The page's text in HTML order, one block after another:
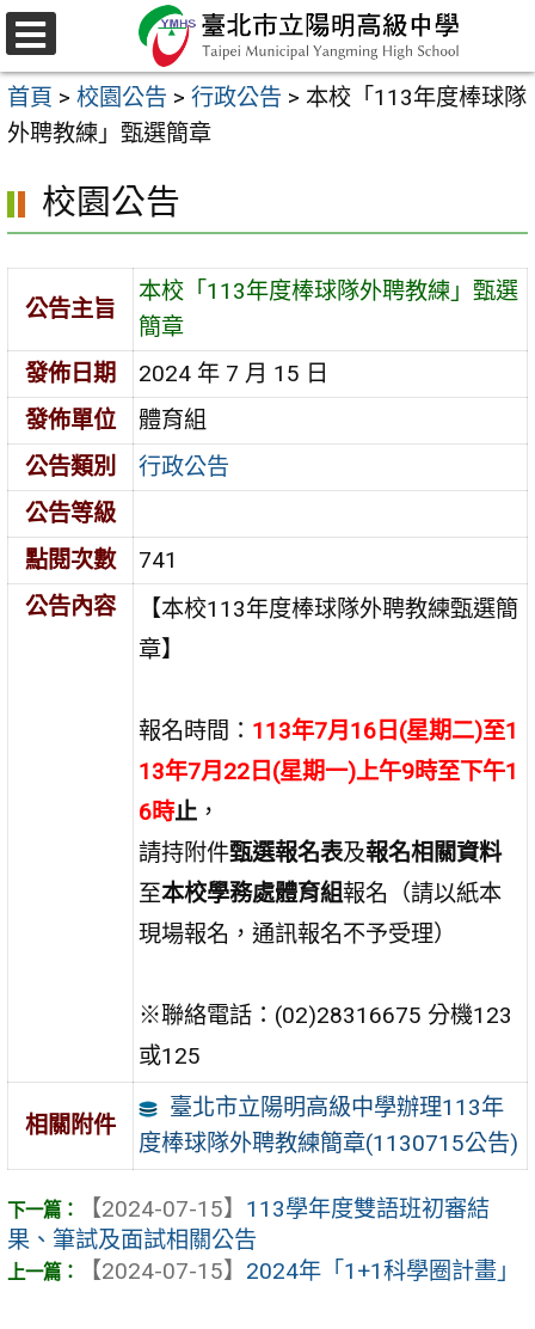
跳
至
主
要
容
區
選
單
首頁 > 校園公告 > 行政公告 > 本校「113年度棒球隊
外聘教練」甄選簡章
校園公告
公告主旨
本校「113年度棒球隊外聘教練」甄選
簡章
發佈日期
2024 年 7 月 15 日
發佈單位
體育組
公告類別
行政公告
公告等級
點閱次數
741
公告內容
【本校113年度棒球隊外聘教練甄選簡
章】
報名時間： 113年7月16日(星期二)至1
13年7月22日(星期一)上午9時至下午1
6時止 ，
請持附件甄選報名表及報名相關資料
至本校學務處體育組報名（請以紙本
現場報名，通訊報名不予受理）
※聯絡電話：(02)28316675 分機123
或125
相關附件
臺北市立陽明高級中學辦理113年
度棒球隊外聘教練簡章(1130715公告)
【2024-07-15】 113學年度雙語班初審結
果、筆試及面試相關公告
【2024-07-15】 2024年「1+1科學圈計畫」